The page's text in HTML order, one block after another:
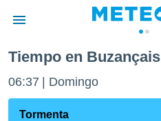
de
ha
Tiempo en Buzançais
06:37 Domingo
Tormenta